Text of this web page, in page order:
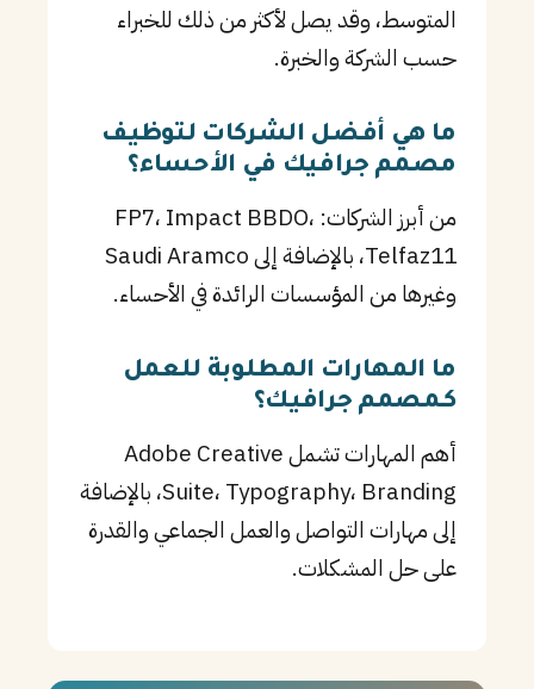
المتوسط، وقد يصل لأكثر من ذلك للخبراء
حسب الشركة والخبرة.
ما هي أفضل الشركات لتوظيف
مصمم جرافيك في الأحساء؟
من أبرز الشركات: FP7، Impact BBDO،
Telfaz11، بالإضافة إلى Saudi Aramco
وغيرها من المؤسسات الرائدة في الأحساء.
ما المهارات المطلوبة للعمل
كـمصمم جرافيك؟
أهم المهارات تشمل Adobe Creative
Suite، Typography، Branding، بالإضافة
إلى مهارات التواصل والعمل الجماعي والقدرة
على حل المشكلات.